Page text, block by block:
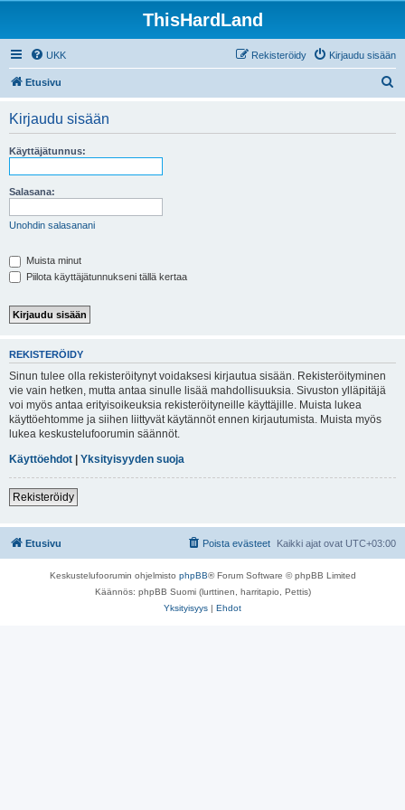
ThisHardLand
UKK Kirjaudu sisään
Rekisteröidy
Etusivu
Kirjaudu sisään
Käyttäjätunnus:
Salasana:
Unohdin salasanani
Muista minut
Piilota käyttäjätunnukseni tällä kertaa
REKISTERÖIDY
Sinun tulee olla rekisteröitynyt voidaksesi kirjautua sisään. Rekisteröityminen
vie vain hetken, mutta antaa sinulle lisää mahdollisuuksia. Sivuston ylläpitäjä
voi myös antaa erityisoikeuksia rekisteröityneille käyttäjille. Muista lukea
käyttöehtomme ja siihen liittyvät käytännöt ennen kirjautumista. Muista myös
lukea keskustelufoorumin säännöt.
Käyttöehdot | Yksityisyyden suoja
Rekisteröidy
Etusivu Kaikki ajat ovat UTC+03:00
Poista evästeet
Keskustelufoorumin ohjelmisto phpBB® Forum Software © phpBB Limited
Käännös: phpBB Suomi (lurttinen, harritapio, Pettis)
Yksityisyys | Ehdot